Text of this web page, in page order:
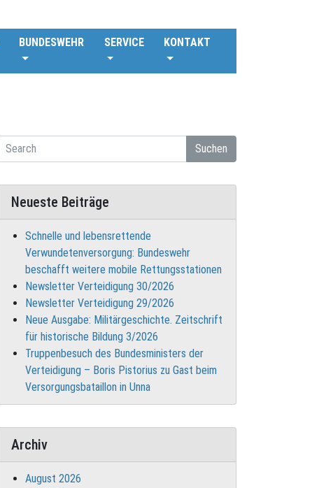
BUNDESWEHR SERVICE KONTAKT
Suchen
Neueste Beiträge
Schnelle und lebensrettende
Verwundetenversorgung: Bundeswehr
beschafft weitere mobile Rettungsstationen
Newsletter Verteidigung 30/2026
Newsletter Verteidigung 29/2026
Neue Ausgabe: Militärgeschichte. Zeitschrift
für historische Bildung 3/2026
Truppenbesuch des Bundesministers der
Verteidigung – Boris Pistorius zu Gast beim
Versorgungsbataillon in Unna
Archiv
August 2026